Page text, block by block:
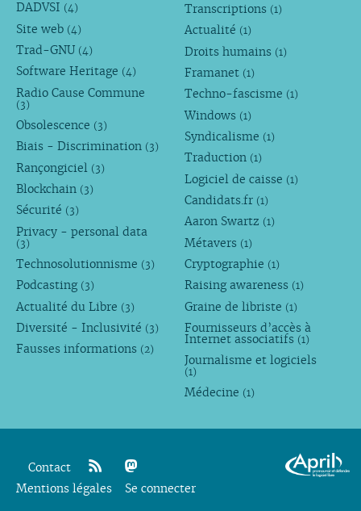
DADVSI (4)
Site web (4)
Trad-GNU (4)
Software Heritage (4)
Radio Cause Commune
(3)
Obsolescence (3)
Biais - Discrimination (3)
Rançongiciel (3)
Blockchain (3)
Sécurité (3)
Privacy - personal data
(3)
Technosolutionnisme (3)
Podcasting (3)
Actualité du Libre (3)
Diversité - Inclusivité (3)
Fausses informations (2)
Transcriptions (1)
Actualité (1)
Droits humains (1)
Framanet (1)
Techno-fascisme (1)
Windows (1)
Syndicalisme (1)
Traduction (1)
Logiciel de caisse (1)
Candidats.fr (1)
Aaron Swartz (1)
Métavers (1)
Cryptographie (1)
Raising awareness (1)
Graine de libriste (1)
Fournisseurs d’accès à
Internet associatifs (1)
Journalisme et logiciels
(1)
Médecine (1)
Contact
rss mastodon
Mentions légales Se connecter